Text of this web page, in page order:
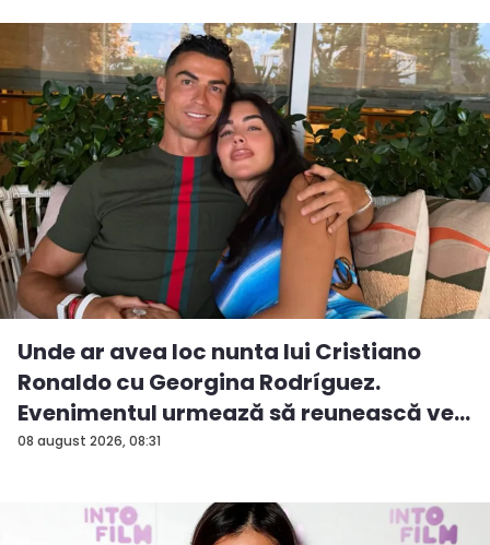
08 august 2026, 08:31
Unde ar avea loc nunta lui Cristiano
Ronaldo cu Georgina Rodríguez.
Evenimentul urmează să reunească ve...